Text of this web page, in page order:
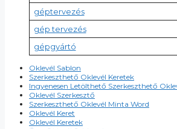
géptervezés
gép tervezés
gépgyártó
Oklevél Sablon
Szerkeszthető Oklevél Keretek
Ingyenesen Letölthető Szerkeszthető
Oklevél Szerkesztő
Szerkeszthető Oklevél Minta Word
Oklevél Keret
Oklevél Keretek